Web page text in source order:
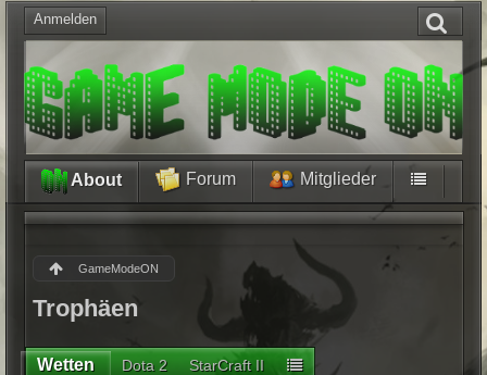
Anmelden
About Forum Mitglieder
GameModeON
Trophäen
Wetten Dota 2 StarCraft II